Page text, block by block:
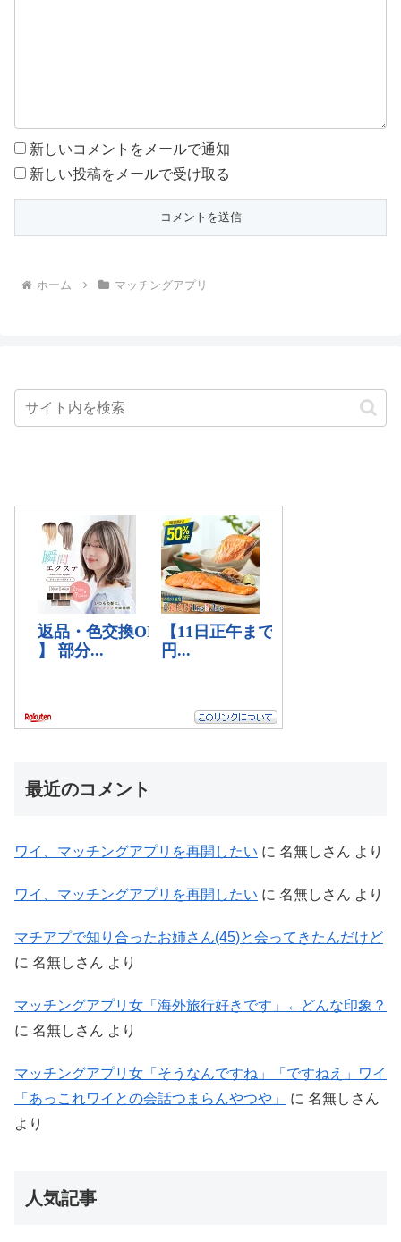
新しいコメントをメールで通知
新しい投稿をメールで受け取る
ホーム マッチングアプリ
最近のコメント
ワイ、マッチングアプリを再開したい に 名無しさん より
ワイ、マッチングアプリを再開したい に 名無しさん より
マチアプで知り合ったお姉さん(45)と会ってきたんだけど
に 名無しさん より
マッチングアプリ女「海外旅行好きです」←どんな印象？
に 名無しさん より
マッチングアプリ女「そうなんですね」「ですねえ」ワイ
「あっこれワイとの会話つまらんやつや」
に 名無しさん
より
人気記事